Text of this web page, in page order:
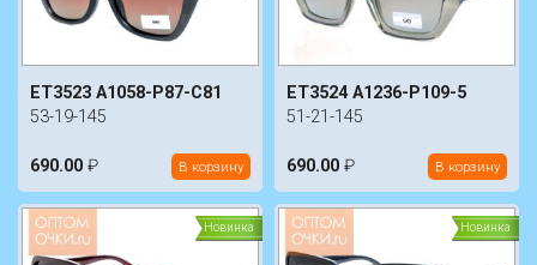
ET3523 A1058-P87-C81
53-19-145
690.00 ₽ В корзину
ET3524 A1236-P109-5
51-21-145
690.00 ₽ В корзину
Новинка Новинка